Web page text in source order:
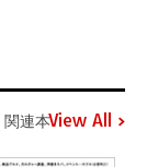
関連本View All